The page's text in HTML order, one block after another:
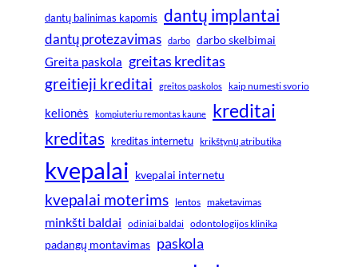
dantų balinimas kapomis dantų implantai
dantų protezavimas darbo darbo skelbimai
Greita paskola greitas kreditas
greitieji kreditai greitos paskolos kaip numesti svorio
kelionės kompiuteriu remontas kaune kreditai
kreditas kreditas internetu krikštynų atributika
kvepalai kvepalai internetu
kvepalai moterims lentos maketavimas
minkšti baldai odiniai baldai odontologijos klinika
padangų montavimas paskola